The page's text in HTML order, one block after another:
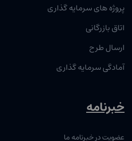
پروژه های سرمایه گذاری
اتاق بازرگانی
ارسال طرح
آمادگی سرمایه گذاری
خبرنامه
عضویت در خبرنامه ما